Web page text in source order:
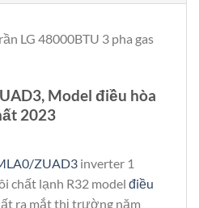
LG 48000BTU 3 pha gas
Model điều hòa
2023
ZUAD3 inverter 1
chất lạnh R32 model điều
ra mắt thị trường năm